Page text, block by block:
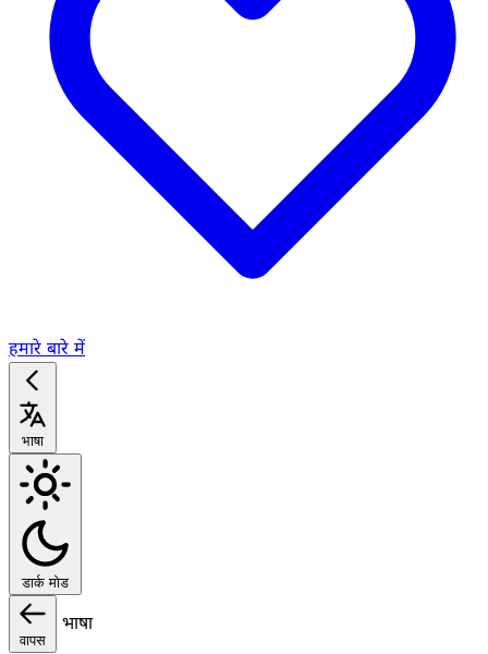
हमारे बारे में
भाषा
डार्क मोड
वापस
भाषा